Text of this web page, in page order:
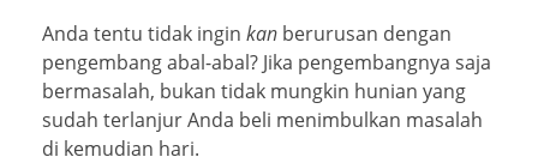
Anda tentu tidak ingin kan berurusan dengan
pengembang abal-abal? Jika pengembangnya saja
bermasalah, bukan tidak mungkin hunian yang
sudah terlanjur Anda beli menimbulkan masalah
di kemudian hari.